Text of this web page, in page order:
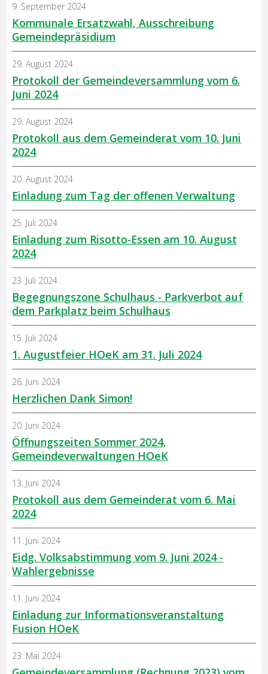
Kommunale Ersatzwahl, Ausschreibung
Gemeindepräsidium
9. September 2024
Protokoll der Gemeindeversammlung vom 6.
Juni 2024
29. August 2024
Protokoll aus dem Gemeinderat vom 10. Juni
2024
29. August 2024
Einladung zum Tag der offenen Verwaltung
20. August 2024
Einladung zum Risotto-Essen am 10. August
2024
25. Juli 2024
Begegnungszone Schulhaus - Parkverbot auf
dem Parkplatz beim Schulhaus
23. Juli 2024
1. Augustfeier HOeK am 31. Juli 2024
15. Juli 2024
Herzlichen Dank Simon!
26. Juni 2024
Öffnungszeiten Sommer 2024,
Gemeindeverwaltungen HOeK
20. Juni 2024
Protokoll aus dem Gemeinderat vom 6. Mai
2024
13. Juni 2024
Eidg. Volksabstimmung vom 9. Juni 2024 -
Wahlergebnisse
11. Juni 2024
Einladung zur Informationsveranstaltung
Fusion HOeK
11. Juni 2024
23. Mai 2024